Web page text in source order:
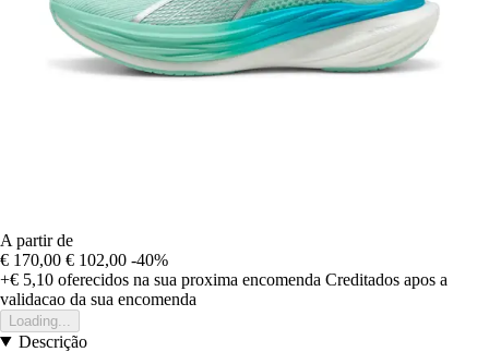
A partir de
€ 170,00 € 102,00 -40%
+€ 5,10 oferecidos na sua proxima encomenda Creditados apos a
validacao da sua encomenda
Loading...
Descrição